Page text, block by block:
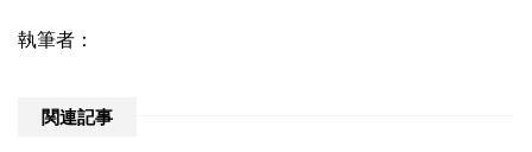
執筆者：
関連記事